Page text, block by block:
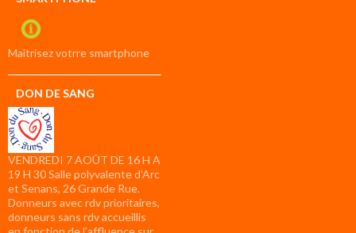
compte
Maîtrisez votrre smartphone
DON DE SANG
VENDREDI 7 AOÛT DE 16 H A
19 H 30 Salle polyvalente d’Arc
et Senans, 26 Grande Rue.
Donneurs avec rdv prioritaires,
donneurs sans rdv accueillis